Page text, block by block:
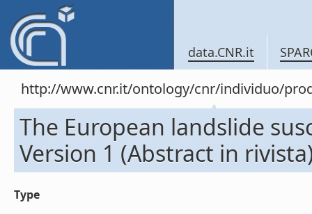
data.CNR.it
http://www.cnr.it/ontology/cnr/individuo/
The European landslide
Version 1 (Abstract in
Type